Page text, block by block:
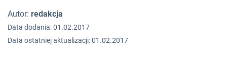
Autor: redakcja
Data dodania: 01.02.2017
Data ostatniej aktualizacji: 01.02.2017